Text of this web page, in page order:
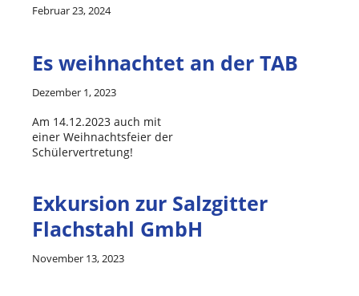
Februar 23, 2024
Es weihnachtet an der TAB
Dezember 1, 2023
Am 14.12.2023 auch mit
einer Weihnachtsfeier der
Schülervertretung!
Exkursion zur Salzgitter
Flachstahl GmbH
November 13, 2023